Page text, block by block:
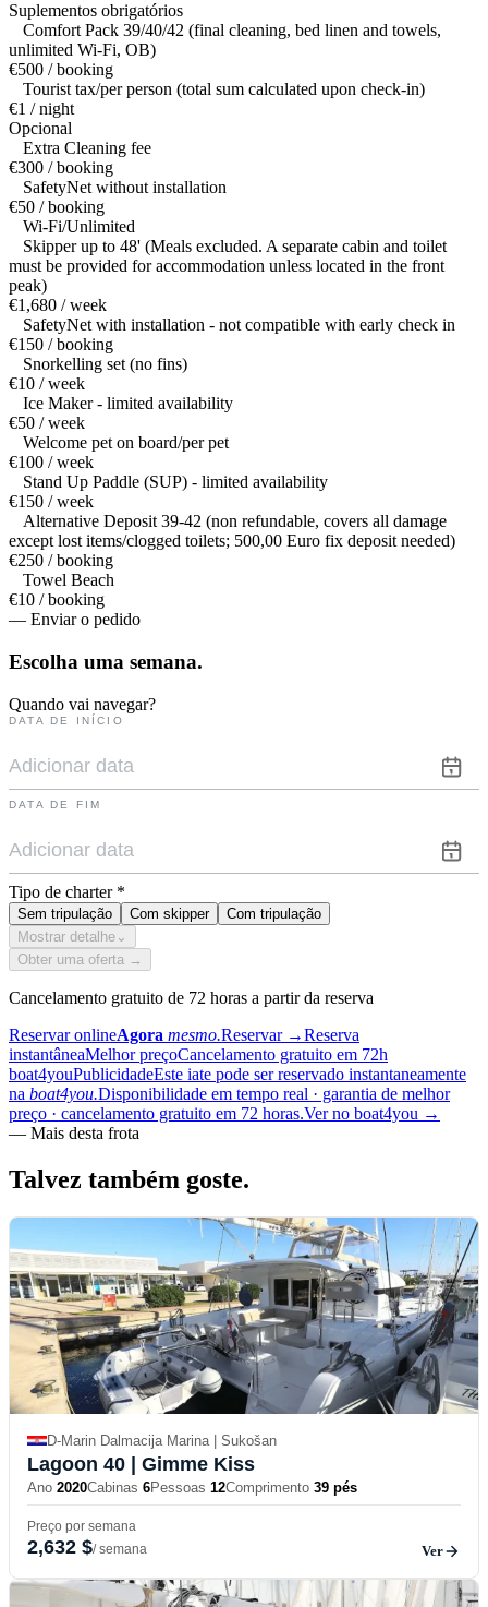
Suplementos obrigatórios
Comfort Pack 39/40/42 (final cleaning, bed linen and towels,
unlimited Wi-Fi, OB)
€500 / booking
Tourist tax/per person (total sum calculated upon check-in)
€1 / night
Opcional
Extra Cleaning fee
€300 / booking
SafetyNet without installation
€50 / booking
Wi-Fi/Unlimited
Skipper up to 48' (Meals excluded. A separate cabin and toilet
must be provided for accommodation unless located in the front
peak)
€1,680 / week
SafetyNet with installation - not compatible with early check in
€150 / booking
Snorkelling set (no fins)
€10 / week
Ice Maker - limited availability
€50 / week
Welcome pet on board/per pet
€100 / week
Stand Up Paddle (SUP) - limited availability
€150 / week
Alternative Deposit 39-42 (non refundable, covers all damage
except lost items/clogged toilets; 500,00 Euro fix deposit needed)
€250 / booking
Towel Beach
€10 / booking
— Enviar o pedido
Escolha uma semana.
Quando vai navegar?
DATA DE INÍCIO
DATA DE FIM
Tipo de charter *
Sem tripulação Com skipper
Com tripulação
Mostrar detalhe ⌄
Obter uma oferta →
Cancelamento gratuito de 72 horas a partir da reserva
Reservar onlineAgora mesmo.Reservar →Reserva
instantâneaMelhor preçoCancelamento gratuito em 72h
boat4youPublicidadeEste iate pode ser reservado instantaneamente
na boat4you.Disponibilidade em tempo real · garantia de melhor
preço · cancelamento gratuito em 72 horas.Ver no boat4you →
— Mais desta frota
Talvez também goste.
D-Marin Dalmacija Marina | Sukošan
Lagoon 40 | Gimme Kiss
Ano 2020Cabinas 6Pessoas 12Comprimento 39 pés
Preço por semana
2,632 $/ semana Ver